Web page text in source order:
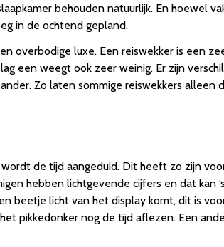
behouden natuurlijk. En hoewel
in de ochtend gepland.
overbodige luxe. Een reiswekker is een
een weegt ook zeer weinig. Er zijn
Zo laten sommige reiswekkers
de tijd aangeduid. Dit heeft zo zijn
hebben lichtgevende cijfers en dat kan
beetje licht van het display komt, dit is
pikkedonker nog de tijd aflezen. Een